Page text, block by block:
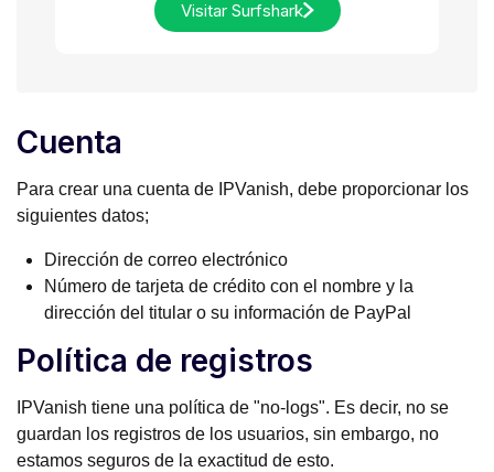
Visitar Surfshark
Cuenta
Para crear una cuenta de IPVanish, debe proporcionar los
siguientes datos;
Dirección de correo electrónico
Número de tarjeta de crédito con el nombre y la
dirección del titular o su información de PayPal
Política de registros
IPVanish tiene una política de "no-logs". Es decir, no se
guardan los registros de los usuarios, sin embargo, no
estamos seguros de la exactitud de esto.